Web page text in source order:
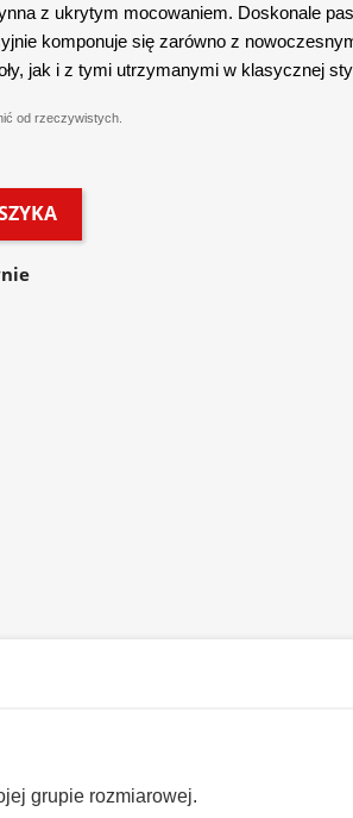
z ukrytym mocowaniem. Doskonale
komponuje się zarówno z
jak i z tymi utrzymanymi w klasycznej
od rzeczywistych.
grupie rozmiarowej.